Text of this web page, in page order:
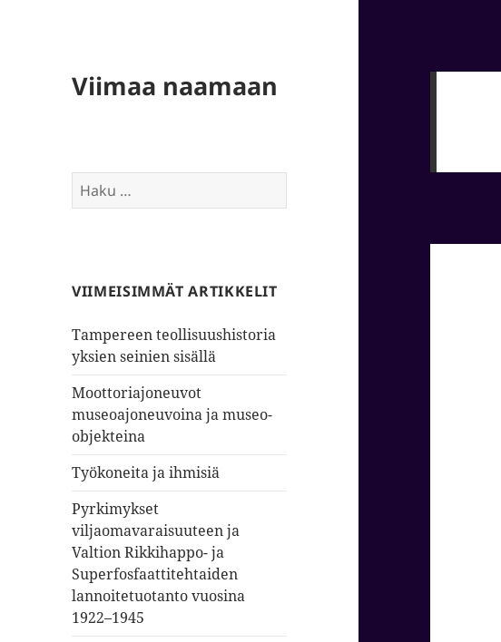
Viimaa naamaan
Haku:
VIIMEISIMMÄT ARTIKKELIT
Tampereen teollisuushistoria
yksien seinien sisällä
Moottoriajoneuvot
museoajoneuvoina ja museo-
objekteina
Työkoneita ja ihmisiä
Pyrkimykset
viljaomavaraisuuteen ja
Valtion Rikkihappo- ja
Superfosfaattitehtaiden
lannoitetuotanto vuosina
1922–1945